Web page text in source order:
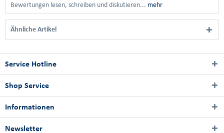
Bewertungen lesen, schreiben und diskutieren... mehr
Ähnliche Artikel
Service Hotline
Shop Service
Informationen
Newsletter